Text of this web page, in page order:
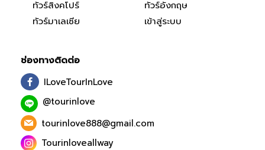
ทัวร์สิงคโปร์
ทัวร์มาเลเซีย
ทัวร์อังกฤษ
เข้าสู่ระบบ
ช่องทางติดต่อ
ILoveTourInLove
@tourinlove
tourinlove888@gmail.com
Tourinloveallway